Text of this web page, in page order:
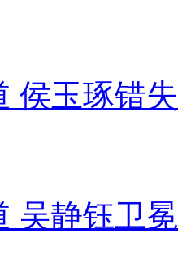
侯玉琢错
吴静钰卫冕